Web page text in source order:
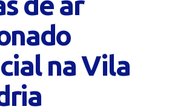
na Vila